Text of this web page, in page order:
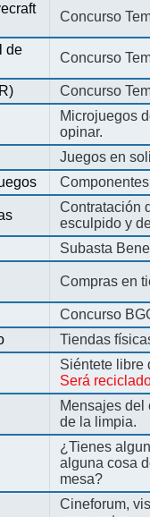
Concurso
de
Concurso
Concurso
Microjuegos
opinar.
Juegos en
Contratación
esculpido y
Subasta
Compras en
Concurso
Tiendas
Siéntete libre
Será
Mensajes del
de la limpia.
¿Tienes
alguna cosa
mesa?
Cineforum,